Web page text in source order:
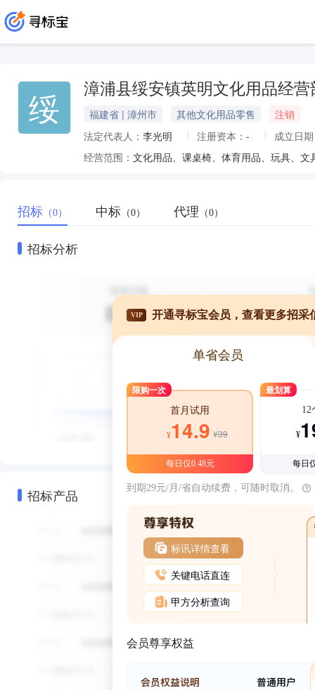
绥 漳浦县绥安镇英明文化用品经营
福建省 | 漳州市 其他文化用品零售
注销
法定代表人： 李光明 注册资本： -
成立日
经营范围： 文化用品、课桌椅、体育用品、玩具、
招标 （0） 中标 （0） 代理 （0）
招标分析
招标产品
VIP 开通寻标宝会员，查看更多招采
单省会员
限购一次
首月试用
¥14.9 ¥39
每日仅0.48元
最划算
12
¥
每日
到期29元/月/省自动续费，可随时取消。
标讯详情查看
关键电话直连
甲方分析查询
会员尊享权益